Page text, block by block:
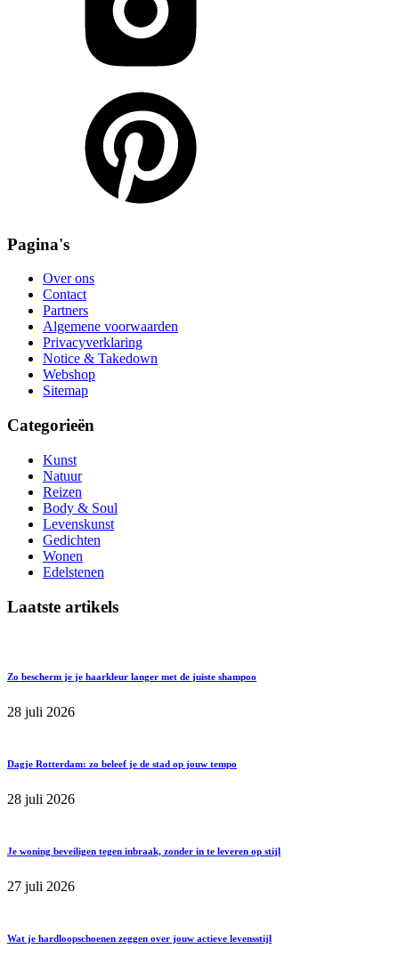
Pagina's
Over ons
Contact
Partners
Algemene voorwaarden
Privacyverklaring
Notice & Takedown
Webshop
Sitemap
Categorieën
Kunst
Natuur
Reizen
Body & Soul
Levenskunst
Gedichten
Wonen
Edelstenen
Laatste artikels
Zo bescherm je je haarkleur langer met de juiste shampoo
28 juli 2026
Dagje Rotterdam: zo beleef je de stad op jouw tempo
28 juli 2026
Je woning beveiligen tegen inbraak, zonder in te leveren op stijl
27 juli 2026
Wat je hardloopschoenen zeggen over jouw actieve levensstijl